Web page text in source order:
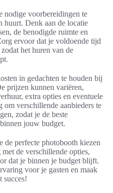
nodige voorbereidingen te
huurt. Denk aan de locatie
de benodigde ruimte en
ervoor dat je voldoende tijd
het huren van de
in gedachten te houden bij
prijzen kunnen variëren,
extra opties en eventuele
om verschillende aanbieders te
zodat je de beste
jouw budget.
de perfecte photobooth kiezen
de verschillende opties,
dat je binnen je budget blijft.
voor je gasten en maak
succes!